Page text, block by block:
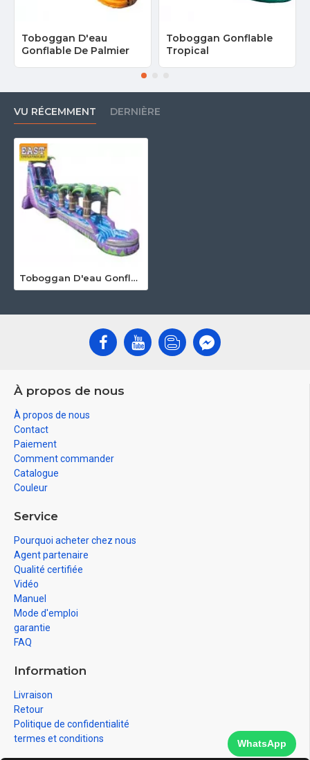
Toboggan D'eau
Gonflable De Palmier
Toboggan Gonflable
Tropical
VU RÉCEMMENT DERNIÈRE
Toboggan D'eau Gonflable De Qualité Commerciale
À propos de nous
À propos de nous
Contact
Paiement
Comment commander
Catalogue
Couleur
Service
Pourquoi acheter chez nous
Agent partenaire
Qualité certifiée
Vidéo
Manuel
Mode d'emploi
garantie
FAQ
Information
Livraison
Retour
Politique de confidentialité
termes et conditions
WhatsApp